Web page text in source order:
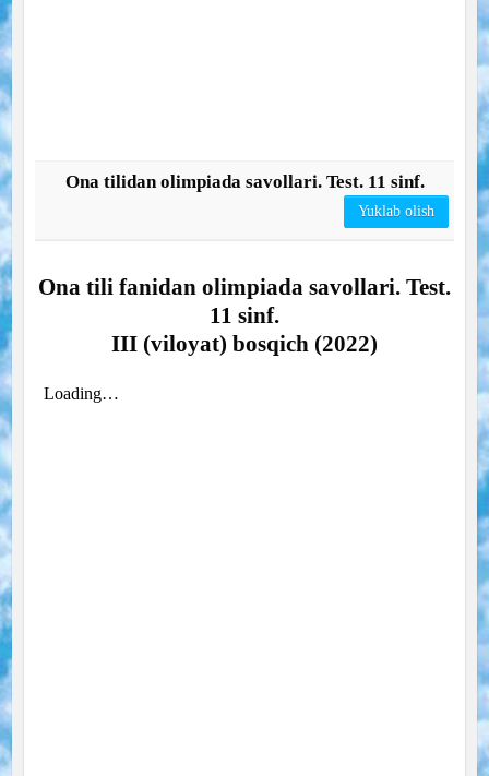
Ona tilidan olimpiada savollari. Test. 11 sinf.
Yuklab olish
Ona tili fanidan olimpiada savollari. Test.
11 sinf.
III (viloyat) bosqich (2022)